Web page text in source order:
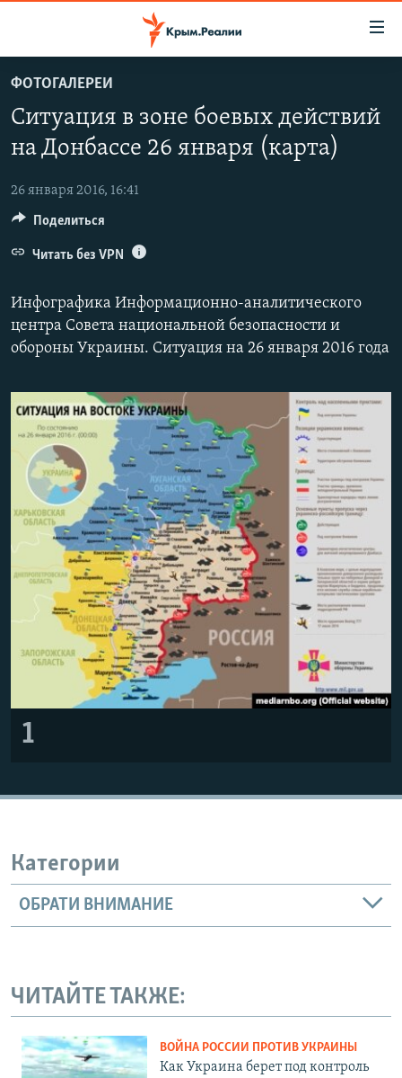
основному
содержанию
Вернутся
навигации
Вернутся
поиску
СПЕЦПРОЕКТЫ
ГРУЗ 200
КАРТА ВОЕННЫХ ОБЪЕКТОВ КРЫМА
11 ЛЕТ ОККУПАЦИИ КРЫМА. 11 ИСТОРИЙ СОПРОТИВЛЕНИЯ
ВОДА
ИСТОРИЯ
ЕЩЕ
ИНТЕРАКТИВ
ТЕЛЕПРОЕКТ КРЫМ.РЕАЛИИ
СОВЕТЫ ПРАВОЗАЩИТНИКОВ
ПОБЕДИТЕЛЕЙ НЕ СУДЯТ?
КРЫМ.НЕПОКОРЕННЫЙ
ELIFBE
УКРАИНСКАЯ ПРОБЛЕМА КРЫМА
РАДІО СВОБОДА
Українською
ПРИСОЕДИНЯЙТЕСЬ!
Все сайты RFE/RL
ФОТОГАЛЕРЕИ
Ситуация в зоне боевых действий
на Донбассе 26 января (карта)
26 января 2016, 16:41
Инфографика Информационно­-аналитического
центра Совета национальной безопасности и
обороны Украины. Ситуация на 26 января 2016 года
1
Поделиться
Читать без VPN
Категории
ОБРАТИ ВНИМАНИЕ
ЧИТАЙТЕ ТАКЖЕ:
ВОЙНА РОССИИ ПРОТИВ УКРАИНЫ
Как Украина берет под контроль